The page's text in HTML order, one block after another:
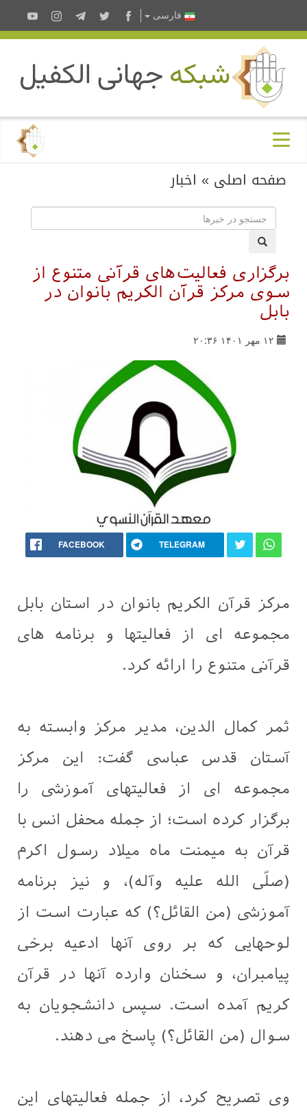
فارسى
صفحه اصلی » اخبار
برگزاری فعالیت‌های قرآنی متنوع از
سوی مرکز قرآن الکریم بانوان در
بابل
۱۲ مهر ۱۴۰۱ ۲۰:۳۶
FACEBOOK TELEGRAM
مرکز قرآن الکریم بانوان در استان بابل
مجموعه ای از فعالیتها و برنامه های
قرآنی متنوع را ارائه کرد.
ثمر كمال الدين، مدیر مرکز وابسته به
آستان قدس عباسی گفت: اين مرکز
مجموعه ای از فعالیتهای آموزشی را
برگزار کرده است؛ از جمله محفل انس با
قرآن به میمنت ماه میلاد رسول اکرم
(صلّى الله عليه وآله)، و نیز برنامه
آموزشی (من القائل؟) که عبارت است از
لوحهایی که بر روی آنها ادعیه برخی
پیامبران، و سخنان وارده آنها در قرآن
کریم آمده است. سپس دانشجویان به
سوال (من القائل؟) پاسخ می دهند.
وی تصریح کرد، از جمله فعالیتهای این